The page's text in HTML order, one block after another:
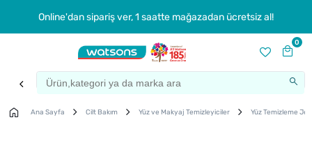
Online'dan sipariş ver, 1 saatte mağazadan ücretsiz al!
0
Ana Sayfa Cilt Bakım Yüz ve Makyaj Temizleyiciler Yüz Temizleme Jeli